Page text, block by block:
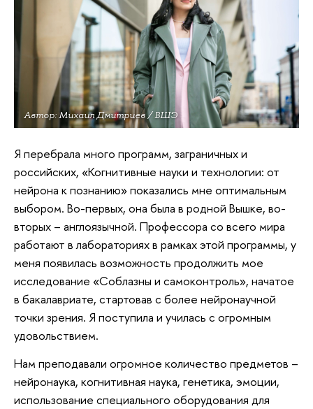
Автор: Михаил Дмитриев / ВШЭ
Я перебрала много программ, заграничных и
российских, «Когнитивные науки и технологии: от
нейрона к познанию» показались мне оптимальным
выбором. Во-первых, она была в родной Вышке, во-
вторых – англоязычной. Профессора со всего мира
работают в лабораториях в рамках этой программы, у
меня появилась возможность продолжить мое
исследование «Соблазны и самоконтроль», начатое
в бакалавриате, стартовав с более нейронаучной
точки зрения. Я поступила и училась с огромным
удовольствием.
Нам преподавали огромное количество предметов –
нейронаука, когнитивная наука, генетика, эмоции,
использование специального оборудования для